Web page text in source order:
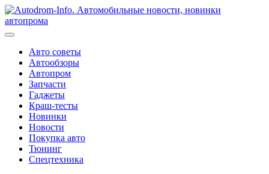
Перейти
к
содержимому
Авто советы
Автообзоры
Автопром
Запчасти
Гаджеты
Краш-тесты
Новинки
Новости
Покупка авто
Тюнинг
Спецтехника